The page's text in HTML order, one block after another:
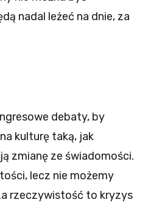
nadal leżeć na dnie, za
debaty, by
kulturę taką, jak
zmianę ze świadomości.
lecz nie możemy
rzeczywistość to kryzys